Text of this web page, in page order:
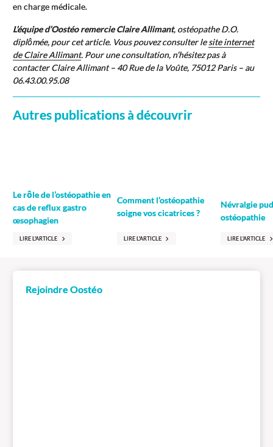
en charge médicale.
L’équipe d’Oostéo remercie Claire Allimant, ostéopathe D.O.
diplômée, pour cet article. Vous pouvez consulter lesite internet
de Claire Allimant. Pour une consultation, n’hésitez pas à
contacter Claire Allimant – 40 Rue de la Voûte, 75012 Paris – au
06.43.00.95.08
Autres publications à découvrir
Le rôle de l’ostéopathie en
cas de reflux gastro
œsophagien
LIRE L'ARTICLE
Comment l’ostéopathie
soigne vos cicatrices ?
LIRE L'ARTICLE
Névralgie
ostéopathie
LIRE L'ARTICLE
Rejoindre Oostéo